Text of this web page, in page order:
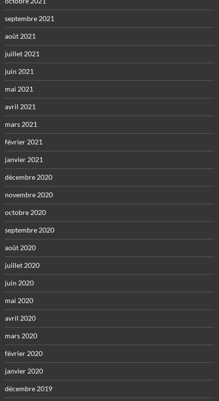
septembre 2021
août 2021
juillet 2021
juin 2021
mai 2021
avril 2021
mars 2021
février 2021
janvier 2021
décembre 2020
novembre 2020
octobre 2020
septembre 2020
août 2020
juillet 2020
juin 2020
mai 2020
avril 2020
mars 2020
février 2020
janvier 2020
décembre 2019